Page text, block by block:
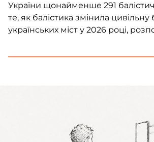
України щонайменше 291
те, як балістика змінила цивільну
українських міст у 2026 році,